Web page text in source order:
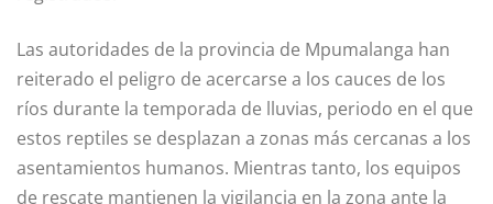
Las autoridades de la provincia de Mpumalanga han
reiterado el peligro de acercarse a los cauces de los
ríos durante la temporada de lluvias, periodo en el que
estos reptiles se desplazan a zonas más cercanas a los
asentamientos humanos. Mientras tanto, los equipos
de rescate mantienen la vigilancia en la zona ante la